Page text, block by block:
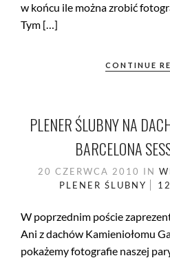
w końcu ile można zrobić
Tym […]
CONTINUE
PLENER ŚLUBNY NA
BARCELONA
20 CZERWCA 2010 IN
PLENER ŚLUBNY
W poprzednim poście
Ani z dachów Kamieniołomu
pokażemy fotografie naszej